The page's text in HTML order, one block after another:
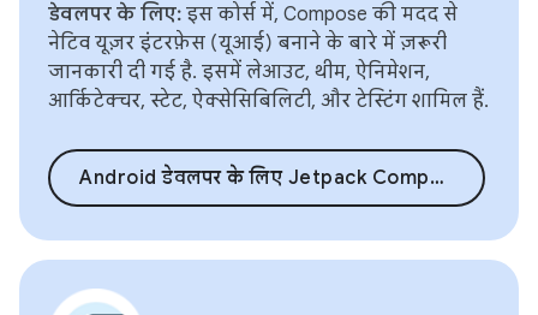
डेवलपर के लिए: इस कोर्स में, Compose की मदद से
नेटिव यूज़र इंटरफ़ेस (यूआई) बनाने के बारे में ज़रूरी
जानकारी दी गई है. इसमें लेआउट, थीम, ऐनिमेशन,
आर्किटेक्चर, स्टेट, ऐक्सेसिबिलिटी, और टेस्टिंग शामिल हैं.
Android डेवलपर के लिए Jetpack Compose